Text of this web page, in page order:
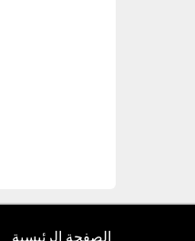
الصفحة الرئيسية